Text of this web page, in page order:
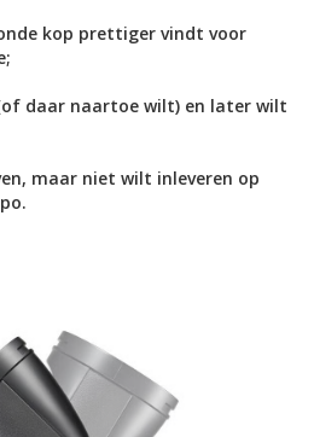
kop prettiger vindt voor
daar naartoe wilt) en later wilt
maar niet wilt inleveren op